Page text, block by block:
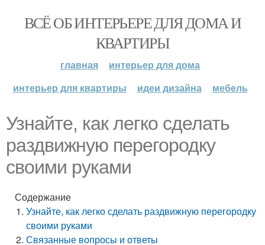
ВСЁ ОБ ИНТЕРЬЕРЕ ДЛЯ ДОМА И
КВАРТИРЫ
главная
интерьер для дома
интерьер для квартиры
идеи дизайна мебель
Узнайте, как легко сделать
раздвижную перегородку
своими руками
Содержание
Узнайте, как легко сделать раздвижную перегородку
своими руками
Связанные вопросы и ответы